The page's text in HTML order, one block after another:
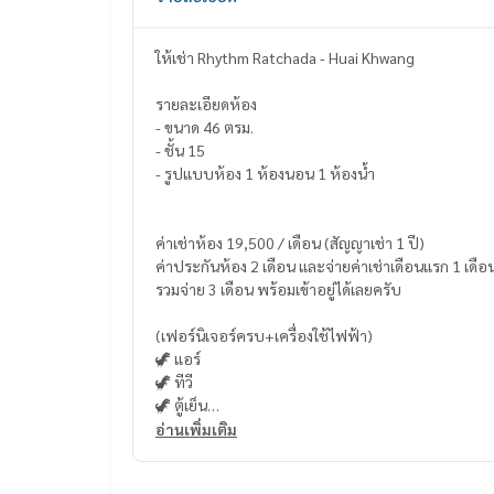
ให้เช่า Rhythm Ratchada - Huai Khwang
รายละเอียดห้อง
- ขนาด 46 ตรม.
- ชั้น 15
- รูปแบบห้อง 1 ห้องนอน 1 ห้องน้ำ
ค่าเช่าห้อง 19,500 / เดือน (สัญญาเช่า 1 ปี)
ค่าประกันห้อง 2 เดือน และจ่ายค่าเช่าเดือนแรก 1 เดือ
รวมจ่าย 3 เดือน พร้อมเข้าอยู่ได้เลยครับ
(เฟอร์นิเจอร์ครบ+เครื่องใช้ไฟฟ้า)
🦖 แอร์
🦖 ทีวี
🦖 ตู้เย็น
🦖 ไมโครเวฟ
อ่านเพิ่มเติม